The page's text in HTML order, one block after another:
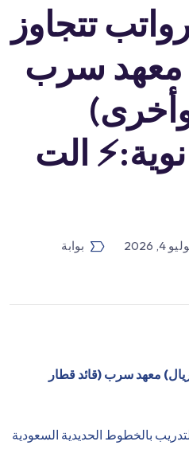
تتجاوز
معهد سرب
الت
4, 2026
بوابة
– (رواتب تتجاوز ٨٠٠٠ ريال) معهد سرب (قائد قطار
بالخطوط الحديدية السعودية